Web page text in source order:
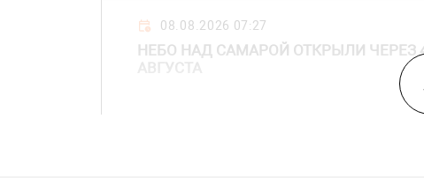
08.08.2026 07:27
НЕБО НАД САМАРОЙ ОТКРЫЛИ ЧЕРЕЗ